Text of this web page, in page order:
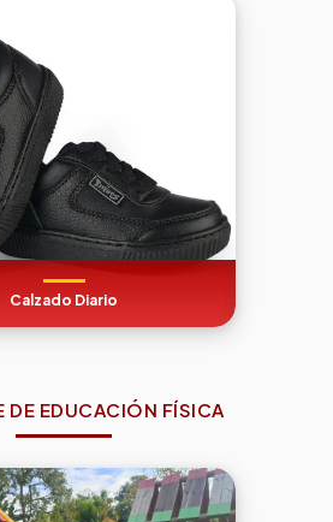
Calzado Diario
DE EDUCACIÓN FÍSICA